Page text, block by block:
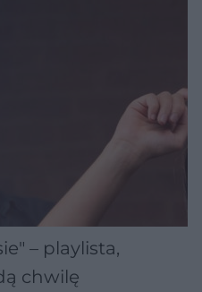
– playlista,
chwilę